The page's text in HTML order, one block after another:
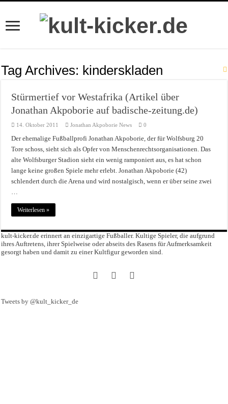
Tag Archives: kinderskladen
Stürmertief vor Westafrika (Artikel über
Jonathan Akpoborie auf badische-zeitung.de)
14. Oktober 2011 Jonathan Akpoborie News 0
Der ehemalige Fußballprofi Jonathan Akpoborie, der für Wolfsburg 20
Tore schoss, sieht sich als Opfer von Menschenrechtsorganisationen. Das
alte Wolfsburger Stadion sieht ein wenig ramponiert aus, es hat schon
lange keine großen Spiele mehr erlebt. Jonathan Akpoborie (42)
schlendert durch die Arena und wird nostalgisch, wenn er über seine zwei
…
Weiterlesen »
kult-kicker.de erinnert an einzigartige Fußballer. Kultige Spieler, die aufgrund
ihres Auftretens, ihrer Spielweise oder abseits des Rasens für Aufmerksamkeit
gesorgt haben und damit zu einer Kultfigur geworden sind.
Tweets by @kult_kicker_de